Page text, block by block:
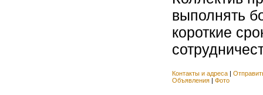
выполнять
короткие
Контакты и адреса |
Объявления | Фото